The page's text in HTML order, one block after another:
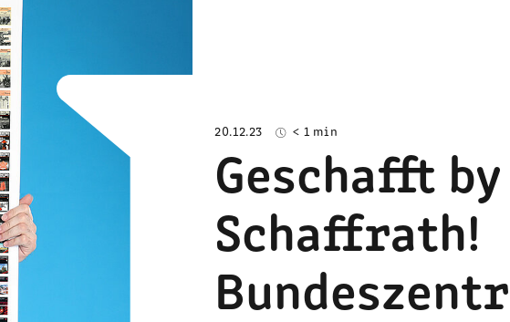
20.12.23 < 1 min
Geschafft by
Schaffrath!